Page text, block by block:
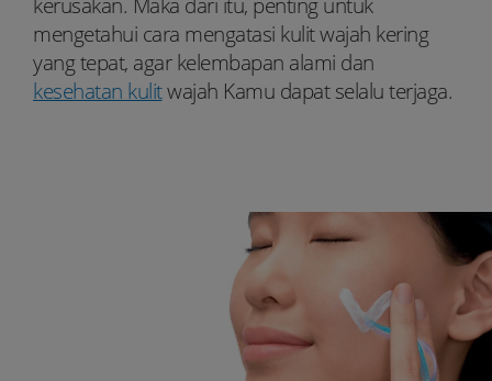
mengetahui cara mengatasi kulit wajah kering
yang tepat, agar kelembapan alami dan
kesehatan kulitwajah Kamu dapat selalu terjaga.